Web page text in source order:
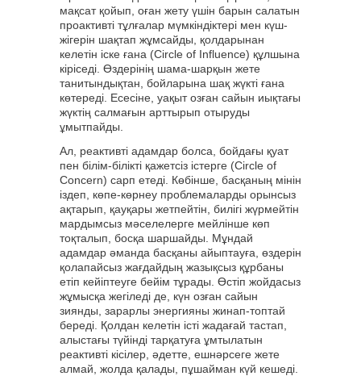
мақсат қойып, оған жету үшін барын салатын
проактивті тұлғалар мүмкіндіктері мен күш-
жігерін шақтап жұмсайды, қолдарынан
келетін іске ғана (Circle of Influence) құлшына
кіріседі. Өздерінің шама-шарқын жете
танитындықтан, бойларына шақ жүкті ғана
көтереді. Есесіне, уақыт озған сайын иықтағы
жүктің салмағын арттырып отыруды
ұмытпайды.
Ал, реактивті адамдар болса, бойдағы қуат
пен білім-білікті қажетсіз істерге (Circle of
Concern) сарп етеді. Көбінше, басқаның мінін
іздеп, көпе-көрнеу проблемаларды орынсыз
ақтарып, қауқары жетпейтін, билігі жүрмейтін
мардымсыз мәселелерге мейлінше көп
тоқталып, босқа шаршайды. Мұндай
адамдар әманда басқаны айыптауға, өздерін
қолапайсыз жағдайдың жазықсыз құрбаны
етіп кейіптеуге бейім тұрады. Өстіп жойдасыз
жұмысқа жегіледі де, күн озған сайын
зиянды, зарарлы энергияны жинап-топтай
береді. Қолдан келетін істі жадағай тастап,
алыстағы түйінді тарқатуға ұмтылатын
реактивті кісілер, әдетте, ешнәрсеге жете
алмай, жолда қалады, пұшайман күй кешеді.